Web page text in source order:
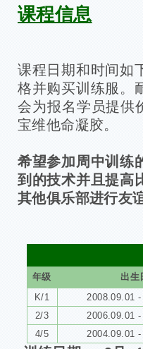
课程信息
课程日期和时间如
格并购买训练服。
会为报名学员提供
宝维他命凝胶。
希望参加周中训练
到的技术并且提高
其他俱乐部进行友
年级 出生
K/1
2008.09.01
2/3
2006.09.01
4/5
2004.09.01